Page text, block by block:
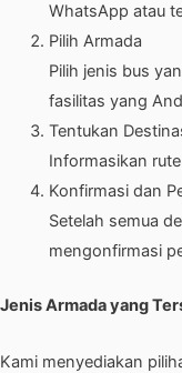
WhatsApp atau
Pilih Armada
Pilih jenis bus
fasilitas yang
Tentukan
Informasikan
Konfirmasi dan
Setelah semua
mengonfirmasi
Jenis Armada yang
Kami menyediakan